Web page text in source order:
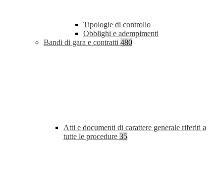
Tipologie di controllo
Obblighi e adempimenti
Bandi di gara e contratti 480
Atti e documenti di carattere generale riferiti a
tutte le procedure 35